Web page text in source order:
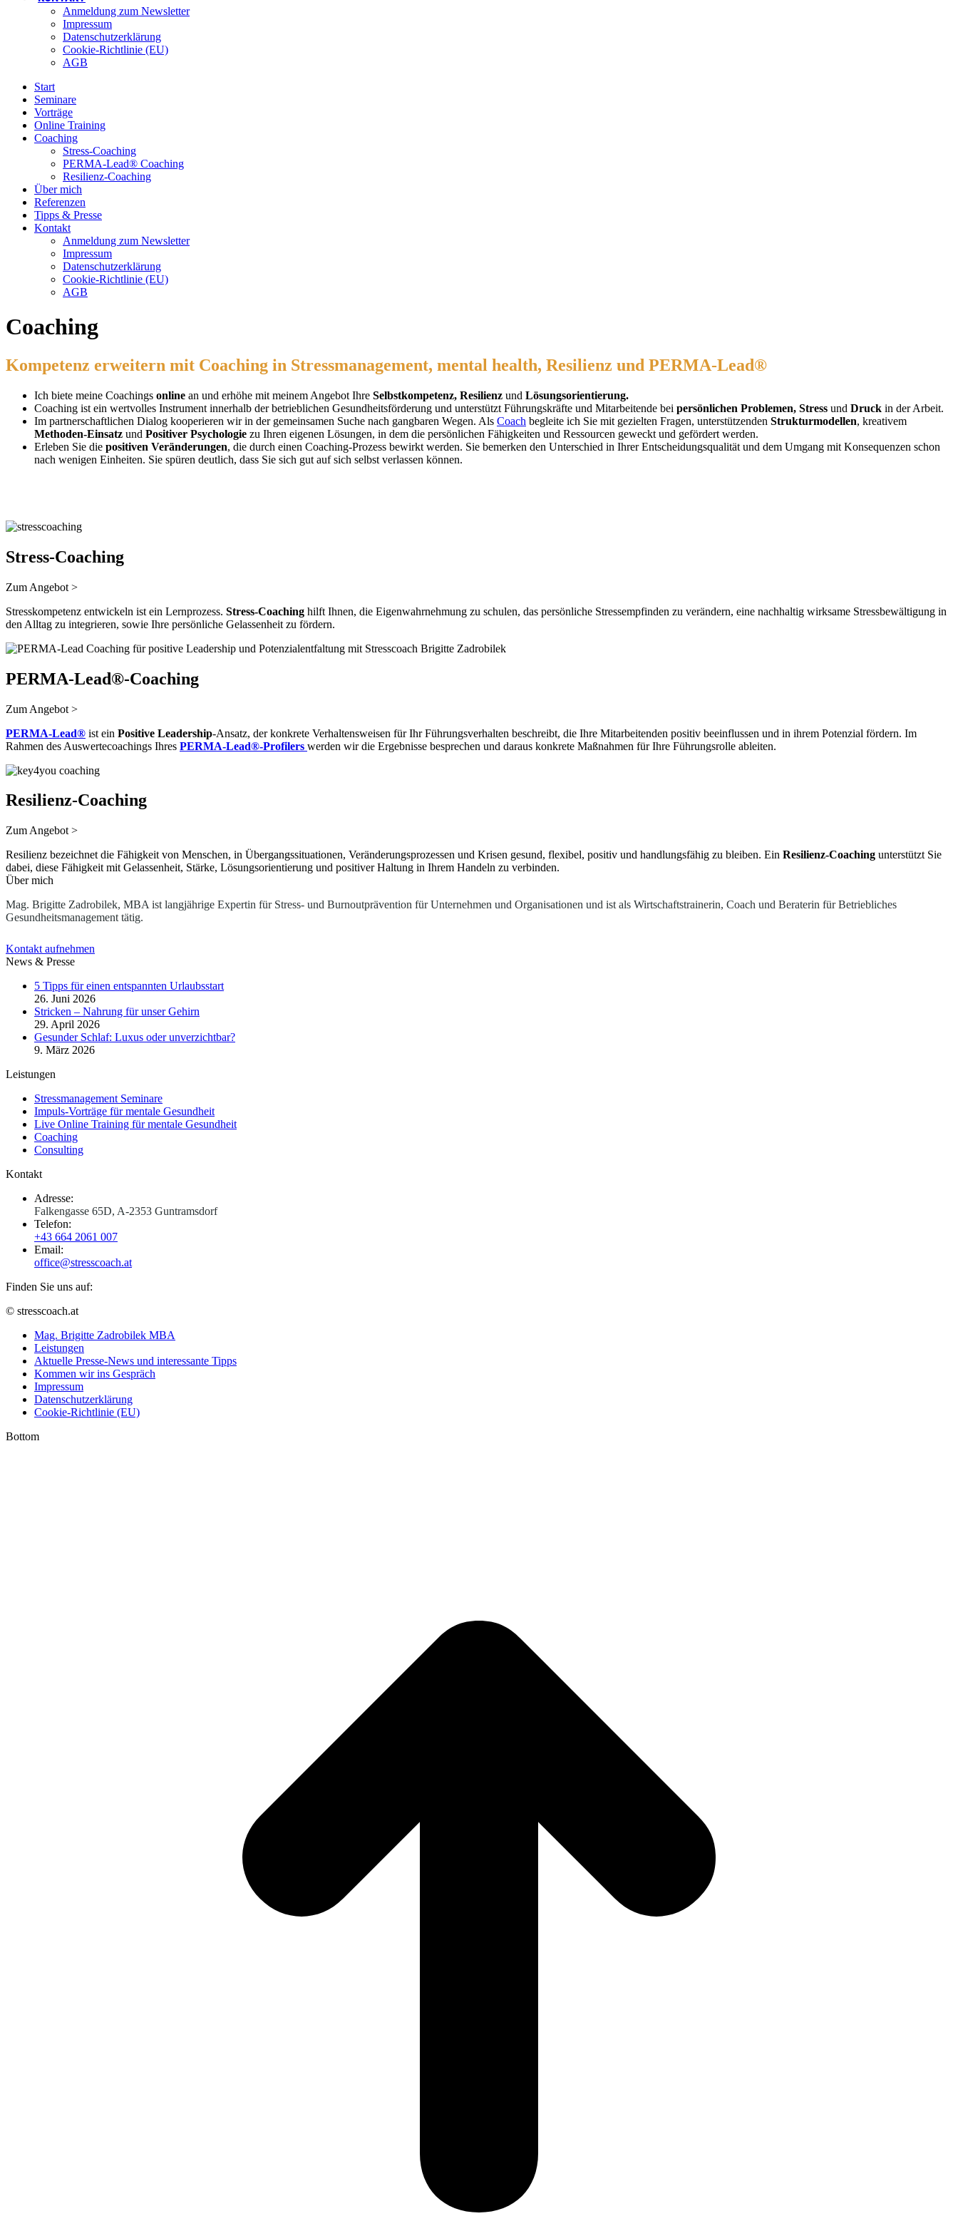
Anmeldung zum Newsletter
Impressum
Datenschutzerklärung
Cookie-Richtlinie (EU)
AGB
Start
Seminare
Vorträge
Online Training
Coaching
Stress-Coaching
PERMA-Lead® Coaching
Resilienz-Coaching
Über mich
Referenzen
Tipps & Presse
Kontakt
Anmeldung zum Newsletter
Impressum
Datenschutzerklärung
Cookie-Richtlinie (EU)
AGB
Coaching
Kompetenz erweitern mit Coaching in Stressmanagement, mental health, Resilienz und PERMA-Lead®
Ich biete meine Coachings online an und erhöhe mit meinem Angebot Ihre Selbstkompetenz, Resilienz und Lösungsorientierung.
Coaching ist ein wertvolles Instrument innerhalb der betrieblichen Gesundheitsförderung und unterstützt Führungskräfte und Mitarbeitende bei persönlichen Problemen, Stress und Druck in der Arbeit.
Im partnerschaftlichen Dialog kooperieren wir in der gemeinsamen Suche nach gangbaren Wegen. Als Coach begleite ich Sie mit gezielten Fragen, unterstützenden Strukturmodellen, kreativem
Methoden-Einsatz und Positiver Psychologie zu Ihren eigenen Lösungen, in dem die persönlichen Fähigkeiten und Ressourcen geweckt und gefördert werden.
Erleben Sie die positiven Veränderungen, die durch einen Coaching-Prozess bewirkt werden. Sie bemerken den Unterschied in Ihrer Entscheidungsqualität und dem Umgang mit Konsequenzen schon
nach wenigen Einheiten. Sie spüren deutlich, dass Sie sich gut auf sich selbst verlassen können.
Stress-Coaching
Zum Angebot >
Stresskompetenz entwickeln ist ein Lernprozess. Stress-Coaching hilft Ihnen, die Eigenwahrnehmung zu schulen, das persönliche Stressempfinden zu verändern, eine nachhaltig wirksame Stressbewältigung in
den Alltag zu integrieren, sowie Ihre persönliche Gelassenheit zu fördern.
PERMA-Lead®-Coaching
Zum Angebot >
PERMA-Lead® ist ein Positive Leadership-Ansatz, der konkrete Verhaltensweisen für Ihr Führungsverhalten beschreibt, die Ihre Mitarbeitenden positiv beeinflussen und in ihrem Potenzial fördern. Im
Rahmen des Auswertecoachings Ihres PERMA-Lead®-Profilers werden wir die Ergebnisse besprechen und daraus konkrete Maßnahmen für Ihre Führungsrolle ableiten.
Resilienz-Coaching
Zum Angebot >
Resilienz bezeichnet die Fähigkeit von Menschen, in Übergangssituationen, Veränderungsprozessen und Krisen gesund, flexibel, positiv und handlungsfähig zu bleiben. Ein Resilienz-Coaching unterstützt Sie
dabei, diese Fähigkeit mit Gelassenheit, Stärke, Lösungsorientierung und positiver Haltung in Ihrem Handeln zu verbinden.
Über mich
Mag. Brigitte Zadrobilek, MBA ist langjährige Expertin für Stress- und Burnoutprävention für Unternehmen und Organisationen und ist als Wirtschaftstrainerin, Coach und Beraterin für Betriebliches
Gesundheitsmanagement tätig.
Kontakt aufnehmen
News & Presse
5 Tipps für einen entspannten Urlaubsstart
26. Juni 2026
Stricken – Nahrung für unser Gehirn
29. April 2026
Gesunder Schlaf: Luxus oder unverzichtbar?
9. März 2026
Leistungen
Stressmanagement Seminare
Impuls-Vorträge für mentale Gesundheit
Live Online Training für mentale Gesundheit
Coaching
Consulting
Kontakt
Adresse:
Falkengasse 65D, A-2353 Guntramsdorf
Telefon:
+43 664 2061 007
Email:
office@stresscoach.at
Finden Sie uns auf:
YouTube
opens
new
window
Linkedin
opens
new
window
XING
opens
new
window
© stresscoach.at
Mag. Brigitte Zadrobilek MBA
Leistungen
Aktuelle Presse-News und interessante Tipps
Kommen wir ins Gespräch
Impressum
Datenschutzerklärung
Cookie-Richtlinie (EU)
Bottom